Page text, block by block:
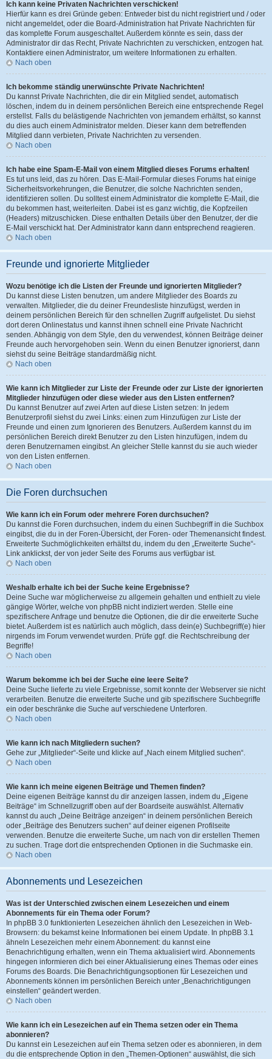
Ich kann keine Privaten Nachrichten verschicken!
Hierfür kann es drei Gründe geben: Entweder bist du nicht registriert und / oder
nicht angemeldet, oder die Board-Administration hat Private Nachrichten für
das komplette Forum ausgeschaltet. Außerdem könnte es sein, dass der
Administrator dir das Recht, Private Nachrichten zu verschicken, entzogen hat.
Kontaktiere einen Administrator, um weitere Informationen zu erhalten.
Nach oben
Ich bekomme ständig unerwünschte Private Nachrichten!
Du kannst Private Nachrichten, die dir ein Mitglied sendet, automatisch
löschen, indem du in deinem persönlichen Bereich eine entsprechende Regel
erstellst. Falls du belästigende Nachrichten von jemandem erhältst, so kannst
du dies auch einem Administrator melden. Dieser kann dem betreffenden
Mitglied dann verbieten, Private Nachrichten zu versenden.
Nach oben
Ich habe eine Spam-E-Mail von einem Mitglied dieses Forums erhalten!
Es tut uns leid, das zu hören. Das E-Mail-Formular dieses Forums hat einige
Sicherheitsvorkehrungen, die Benutzer, die solche Nachrichten senden,
identifizieren sollen. Du solltest einem Administrator die komplette E-Mail, die
du bekommen hast, weiterleiten. Dabei ist es ganz wichtig, die Kopfzeilen
(Headers) mitzuschicken. Diese enthalten Details über den Benutzer, der die
E-Mail verschickt hat. Der Administrator kann dann entsprechend reagieren.
Nach oben
Freunde und ignorierte Mitglieder
Wozu benötige ich die Listen der Freunde und ignorierten Mitglieder?
Du kannst diese Listen benutzen, um andere Mitglieder des Boards zu
verwalten. Mitglieder, die du deiner Freundesliste hinzufügst, werden in
deinem persönlichen Bereich für den schnellen Zugriff aufgelistet. Du siehst
dort deren Onlinestatus und kannst ihnen schnell eine Private Nachricht
senden. Abhängig von dem Style, den du verwendest, können Beiträge deiner
Freunde auch hervorgehoben sein. Wenn du einen Benutzer ignorierst, dann
siehst du seine Beiträge standardmäßig nicht.
Nach oben
Wie kann ich Mitglieder zur Liste der Freunde oder zur Liste der ignorierten
Mitglieder hinzufügen oder diese wieder aus den Listen entfernen?
Du kannst Benutzer auf zwei Arten auf diese Listen setzen: In jedem
Benutzerprofil siehst du zwei Links: einen zum Hinzufügen zur Liste der
Freunde und einen zum Ignorieren des Benutzers. Außerdem kannst du im
persönlichen Bereich direkt Benutzer zu den Listen hinzufügen, indem du
deren Benutzernamen eingibst. An gleicher Stelle kannst du sie auch wieder
von den Listen entfernen.
Nach oben
Die Foren durchsuchen
Wie kann ich ein Forum oder mehrere Foren durchsuchen?
Du kannst die Foren durchsuchen, indem du einen Suchbegriff in die Suchbox
eingibst, die du in der Foren-Übersicht, der Foren- oder Themenansicht findest.
Erweiterte Suchmöglichkeiten erhältst du, indem du den „Erweiterte Suche“-
Link anklickst, der von jeder Seite des Forums aus verfügbar ist.
Nach oben
Weshalb erhalte ich bei der Suche keine Ergebnisse?
Deine Suche war möglicherweise zu allgemein gehalten und enthielt zu viele
gängige Wörter, welche von phpBB nicht indiziert werden. Stelle eine
spezifischere Anfrage und benutze die Optionen, die dir die erweiterte Suche
bietet. Außerdem ist es natürlich auch möglich, dass dein(e) Suchbegriff(e) hier
nirgends im Forum verwendet wurden. Prüfe ggf. die Rechtschreibung der
Begriffe!
Nach oben
Warum bekomme ich bei der Suche eine leere Seite?
Deine Suche lieferte zu viele Ergebnisse, somit konnte der Webserver sie nicht
verarbeiten. Benutze die erweiterte Suche und gib spezifischere Suchbegriffe
ein oder beschränke die Suche auf verschiedene Unterforen.
Nach oben
Wie kann ich nach Mitgliedern suchen?
Gehe zur „Mitglieder“-Seite und klicke auf „Nach einem Mitglied suchen“.
Nach oben
Wie kann ich meine eigenen Beiträge und Themen finden?
Deine eigenen Beiträge kannst du dir anzeigen lassen, indem du „Eigene
Beiträge“ im Schnellzugriff oben auf der Boardseite auswählst. Alternativ
kannst du auch „Deine Beiträge anzeigen“ in deinem persönlichen Bereich
oder „Beiträge des Benutzers suchen“ auf deiner eigenen Profilseite
verwenden. Benutze die erweiterte Suche, um nach von dir erstellen Themen
zu suchen. Trage dort die entsprechenden Optionen in die Suchmaske ein.
Nach oben
Abonnements und Lesezeichen
Was ist der Unterschied zwischen einem Lesezeichen und einem
Abonnements für ein Thema oder Forum?
In phpBB 3.0 funktionierten Lesezeichen ähnlich den Lesezeichen in Web-
Browsern: du bekamst keine Informationen bei einem Update. In phpBB 3.1
ähneln Lesezeichen mehr einem Abonnement: du kannst eine
Benachrichtigung erhalten, wenn ein Thema aktualisiert wird. Abonnements
hingegen informieren dich bei einer Aktualisierung eines Themas oder eines
Forums des Boards. Die Benachrichtigungsoptionen für Lesezeichen und
Abonnements können im persönlichen Bereich unter „Benachrichtigungen
einstellen“ geändert werden.
Nach oben
Wie kann ich ein Lesezeichen auf ein Thema setzen oder ein Thema
abonnieren?
Du kannst ein Lesezeichen auf ein Thema setzen oder es abonnieren, in dem
du die entsprechende Option in den „Themen-Optionen“ auswählst, die sich